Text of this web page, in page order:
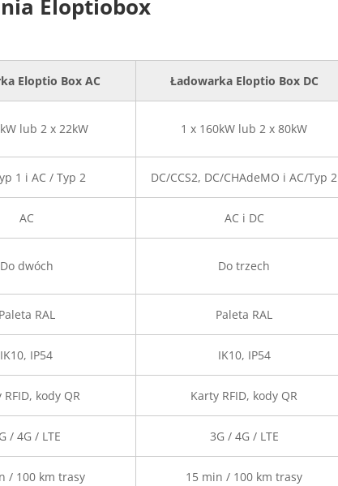
Eloptiobox
Eloptio Box AC Ładowarka Eloptio Box DC
lub 2 x 22kW 1 x 160kW lub 2 x 80kW
1 i AC / Typ 2 DC/CCS2, DC/CHAdeMO i AC/Typ 2
AC AC i DC
Do dwóch Do trzech
Paleta RAL Paleta RAL
IK10, IP54 IK10, IP54
RFID, kody QR Karty RFID, kody QR
/ 4G / LTE 3G / 4G / LTE
/ 100 km trasy 15 min / 100 km trasy